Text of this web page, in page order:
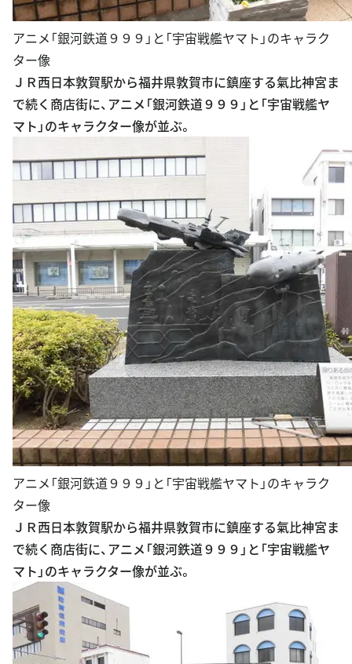
アニメ「銀河鉄道９９９」と「宇宙戦艦ヤマト」のキャラク
ター像
ＪＲ西日本敦賀駅から福井県敦賀市に鎮座する氣比神宮ま
で続く商店街に、アニメ「銀河鉄道９９９」と「宇宙戦艦ヤ
マト」のキャラクター像が並ぶ。
アニメ「銀河鉄道９９９」と「宇宙戦艦ヤマト」のキャラク
ター像
ＪＲ西日本敦賀駅から福井県敦賀市に鎮座する氣比神宮ま
で続く商店街に、アニメ「銀河鉄道９９９」と「宇宙戦艦ヤ
マト」のキャラクター像が並ぶ。